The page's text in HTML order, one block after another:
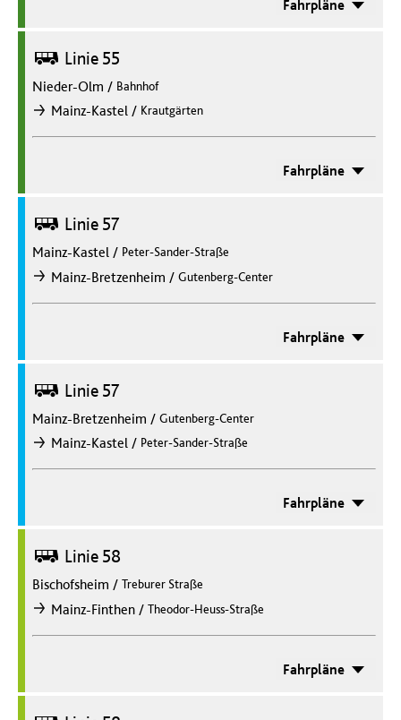
Fahrpläne
Bus Linie 55
Nieder-Olm / Bahnhof
nachMainz-Kastel / Krautgärten
Fahrpläne
Bus Linie 57
Mainz-Kastel / Peter-Sander-Straße
nachMainz-Bretzenheim / Gutenberg-Center
Fahrpläne
Bus Linie 57
Mainz-Bretzenheim / Gutenberg-Center
nachMainz-Kastel / Peter-Sander-Straße
Fahrpläne
Bus Linie 58
Bischofsheim / Treburer Straße
nachMainz-Finthen / Theodor-Heuss-Straße
Fahrpläne